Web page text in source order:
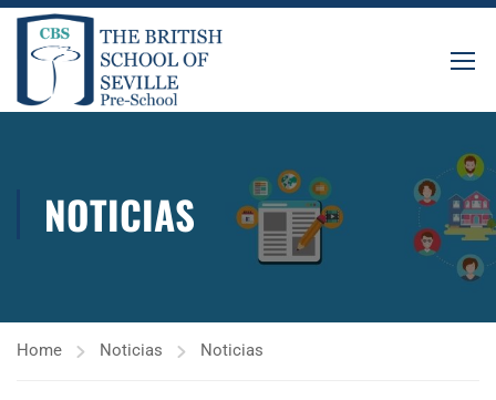
NOTICIAS
Home Noticias Noticias